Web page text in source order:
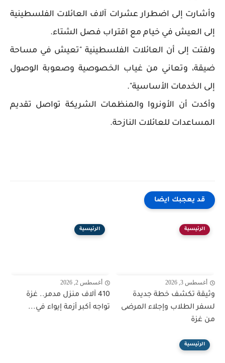
وأشارت إلى اضطرار عشرات آلاف العائلات الفلسطينية
إلى العيش في خيام مع اقتراب فصل الشتاء.
ولفتت إلى أن العائلات الفلسطينية "تعيش في مساحة
ضيقة، وتعاني من غياب الخصوصية وصعوبة الوصول
إلى الخدمات الأساسية".
وأكدت أن الأونروا والمنظمات الشريكة تواصل تقديم
المساعدات للعائلات النازحة.
قد يعجبك ايضا
الرئيسية
أغسطس 3, 2026
وثيقة تكشف خطة جديدة
لسفر الطلاب وإجلاء المرضى
من غزة
الرئيسية
أغسطس 2, 2026
410 آلاف منزل مدمر.. غزة
تواجه أكبر أزمة إيواء في...
الرئيسية